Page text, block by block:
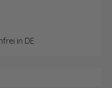
in DE